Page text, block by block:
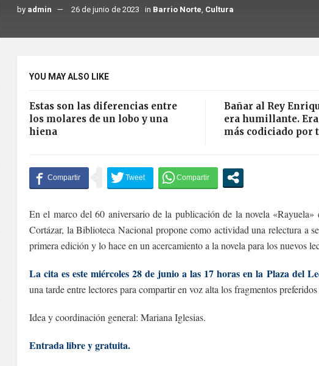
by admin 26 de junio de 2023 in Barrio Norte, Cultura
YOU MAY ALSO LIKE
Estas son las diferencias entre
los molares de un lobo y una
hiena
Bañar al Rey
era humillante.
más codiciado por
En el marco del 60 aniversario de la publicación de la novela «Rayuela»
Cortázar, la Biblioteca Nacional propone como actividad una relectura a
primera edición y lo hace en un acercamiento a la novela para los nuevos
La cita es este miércoles 28 de junio a las 17 horas en la Plaza del
una tarde entre lectores para compartir en voz alta los fragmentos
Idea y coordinación general: Mariana Iglesias.
Entrada libre y gratuita.